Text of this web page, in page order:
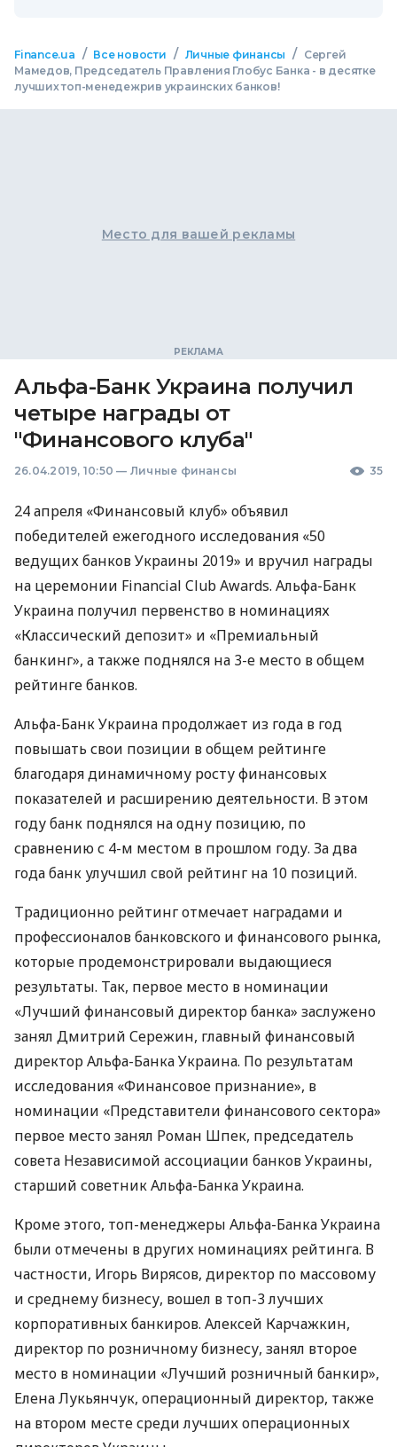
Finance.ua / Все новости / Личные финансы /
Сергей
Мамедов, Председатель Правления Глобус Банка - в десятке
лучших топ-менедежрив украинских банков!
Место для вашей рекламы
Альфа-Банк Украина получил
четыре награды от
"Финансового клуба"
26.04.2019, 10:50 — Личные финансы 35
24 апреля «Финансовый клуб» объявил
победителей ежегодного исследования «50
ведущих банков Украины 2019» и вручил награды
на церемонии Financial Club Awards. Альфа-Банк
Украина получил первенство в номинациях
«Классический депозит» и «Премиальный
банкинг», а также поднялся на 3-е место в общем
рейтинге банков.
Альфа-Банк Украина продолжает из года в год
повышать свои позиции в общем рейтинге
благодаря динамичному росту финансовых
показателей и расширению деятельности. В этом
году банк поднялся на одну позицию, по
сравнению с 4-м местом в прошлом году. За два
года банк улучшил свой рейтинг на 10 позиций.
Традиционно рейтинг отмечает наградами и
профессионалов банковского и финансового рынка,
которые продемонстрировали выдающиеся
результаты. Так, первое место в номинации
«Лучший финансовый директор банка» заслужено
занял Дмитрий Сережин, главный финансовый
директор Альфа-Банка Украина. По результатам
исследования «Финансовое признание», в
номинации «Представители финансового сектора»
первое место занял Роман Шпек, председатель
совета Независимой ассоциации банков Украины,
старший советник Альфа-Банка Украина.
Кроме этого, топ-менеджеры Альфа-Банка Украина
были отмечены в других номинациях рейтинга. В
частности, Игорь Вирясов, директор по массовому
и среднему бизнесу, вошел в топ-3 лучших
корпоративных банкиров. Алексей Карчажкин,
директор по розничному бизнесу, занял второе
место в номинации «Лучший розничный банкир»,
Елена Лукьянчук, операционный директор, также
на втором месте среди лучших операционных